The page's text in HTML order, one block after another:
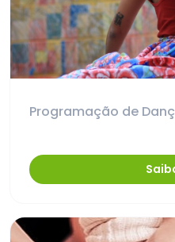
Programação de